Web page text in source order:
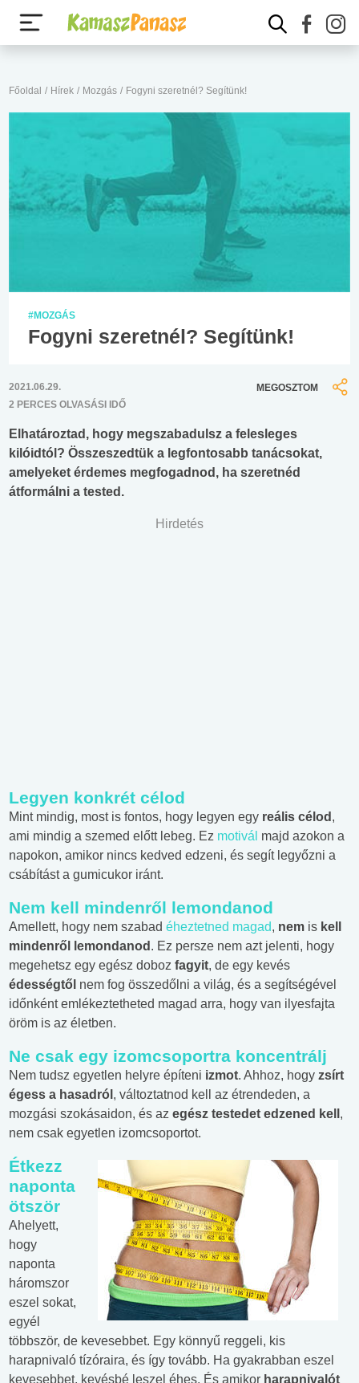
Főoldal / Hírek / Mozgás / Fogyni szeretnél? Segítünk!
#MOZGÁS
Fogyni szeretnél? Segítünk!
2021.06.29.
2 PERCES OLVASÁSI IDŐ
MEGOSZTOM
Elhatároztad, hogy megszabadulsz a felesleges
kilóidtól? Összeszedtük a legfontosabb tanácsokat,
amelyeket érdemes megfogadnod, ha szeretnéd
átformálni a tested.
Hirdetés
Legyen konkrét célod
Mint mindig, most is fontos, hogy legyen egy reális célod ,
ami mindig a szemed előtt lebeg. Ez motivál majd azokon a
napokon, amikor nincs kedved edzeni, és segít legyőzni a
csábítást a gumicukor iránt.
Nem kell mindenről lemondanod
Amellett, hogy nem szabad éheztetned magad, nem is kell
mindenről lemondanod . Ez persze nem azt jelenti, hogy
megehetsz egy egész doboz fagyit, de egy kevés
édességtől nem fog összedőlni a világ, és a segítségével
időnként emlékeztetheted magad arra, hogy van ilyesfajta
öröm is az életben.
Ne csak egy izomcsoportra koncentrálj
Nem tudsz egyetlen helyre építeni izmot. Ahhoz, hogy zsírt
égess a hasadról , változtatnod kell az étrendeden, a
mozgási szokásaidon, és az egész testedet edzened kell ,
nem csak egyetlen izomcsoportot.
Étkezz
naponta
ötször
Ahelyett,
hogy
naponta
háromszor
eszel sokat,
egyél
többször, de kevesebbet. Egy könnyű reggeli, kis
harapnivaló tízóraira, és így tovább. Ha gyakrabban eszel
kevesebbet, kevésbé leszel éhes. És amikor harapnivalót